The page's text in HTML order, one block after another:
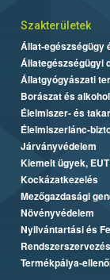
Szakterületek
Állat-egészségügy
Állategészségügyi
Állatgyógyászati
Borászat és
Élelmiszer- és
Élelmiszerlánc-
Járványvédelem
Kiemelt ügyek,
Kockázatkezelés
Mezőgazdasági
Növényvédelem
Nyilvántartási és
Termékpálya-